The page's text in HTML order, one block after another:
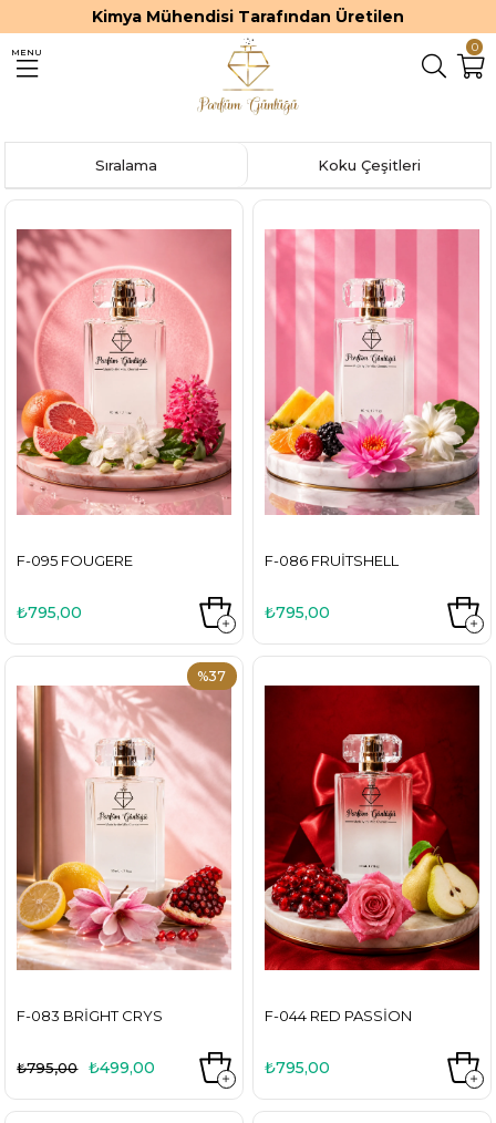
Kimya Mühendisi Tarafından Üretilen
0
MENU
Koku Çeşitleri
Sıralama
F-095 FOUGERE
₺795,00
F-086 FRUITSHELL
₺795,00
F-083 BRIGHT CRYS
₺499,00
₺795,00
%37
F-044 RED PASSION
₺795,00